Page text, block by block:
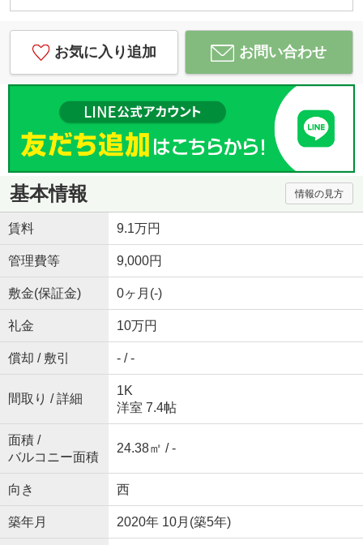
お気に入り追加 お問い合わせ
基本情報 情報の見方
賃料 9.1万円
管理費等 9,000円
敷金(保証金) 0ヶ月(-)
礼金 10万円
償却 / 敷引 - / -
間取り / 詳細
1K
洋室 7.4帖
面積 /
バルコニー面積
24.38㎡ / -
向き 西
築年月 2020年 10月(築5年)